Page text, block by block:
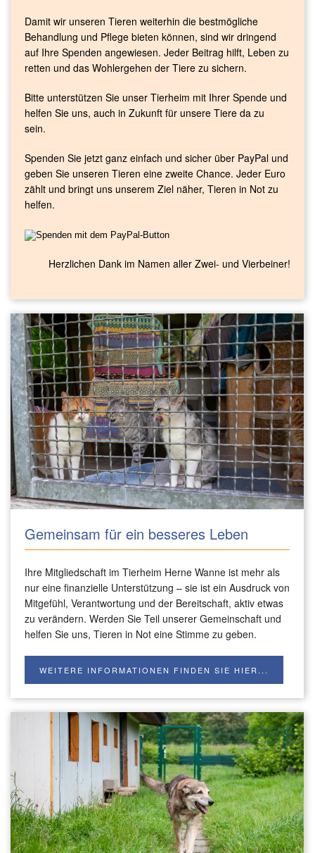
Damit wir unseren Tieren weiterhin die bestmögliche
Behandlung und Pflege bieten können, sind wir dringend
auf Ihre Spenden angewiesen. Jeder Beitrag hilft, Leben zu
retten und das Wohlergehen der Tiere zu sichern.
Bitte unterstützen Sie unser Tierheim mit Ihrer Spende und
helfen Sie uns, auch in Zukunft für unsere Tiere da zu
sein.
Spenden Sie jetzt ganz einfach und sicher über PayPal und
geben Sie unseren Tieren eine zweite Chance. Jeder Euro
zählt und bringt uns unserem Ziel näher, Tieren in Not zu
helfen.
Herzlichen Dank im Namen aller Zwei- und Vierbeiner!
Gemeinsam für ein besseres Leben
Ihre Mitgliedschaft im Tierheim Herne Wanne ist mehr als
nur eine finanzielle Unterstützung – sie ist ein Ausdruck von
Mitgefühl, Verantwortung und der Bereitschaft, aktiv etwas
zu verändern. Werden Sie Teil unserer Gemeinschaft und
helfen Sie uns, Tieren in Not eine Stimme zu geben.
WEITERE INFORMATIONEN FINDEN SIE HIER...